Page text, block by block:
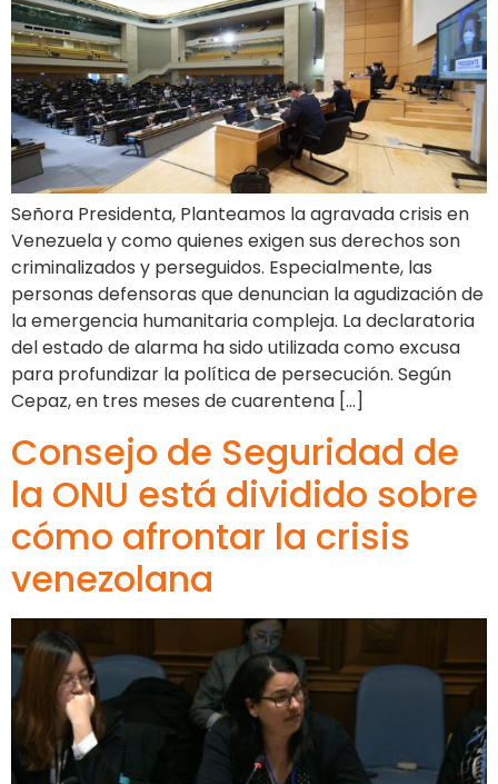
Señora Presidenta, Planteamos la agravada crisis en
Venezuela y como quienes exigen sus derechos son
criminalizados y perseguidos. Especialmente, las
personas defensoras que denuncian la agudización de
la emergencia humanitaria compleja. La declaratoria
del estado de alarma ha sido utilizada como excusa
para profundizar la política de persecución. Según
Cepaz, en tres meses de cuarentena […]
Consejo de Seguridad de
la ONU está dividido sobre
cómo afrontar la crisis
venezolana